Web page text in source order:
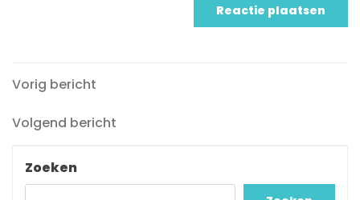
Berichtnavigatie
Vorig
Vorig bericht
Volgend
Volgend bericht
Zoeken